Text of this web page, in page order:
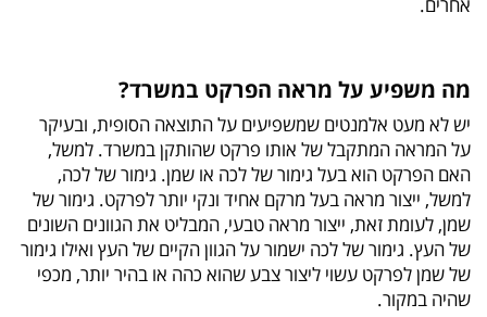
אחרים.
מה משפיע על מראה הפרקט במשרד?
יש לא מעט אלמנטים שמשפיעים על התוצאה הסופית, ובעיקר
על המראה המתקבל של אותו פרקט שהותקן במשרד. למשל,
האם הפרקט הוא בעל גימור של לכה או שמן. גימור של לכה,
למשל, ייצור מראה בעל מרקם אחיד ונקי יותר לפרקט. גימור של
שמן, לעומת זאת, ייצור מראה טבעי, המבליט את הגוונים השונים
של העץ. גימור של לכה ישמור על הגוון הקיים של העץ ואילו גימור
של שמן לפרקט עשוי ליצור צבע שהוא כהה או בהיר יותר, מכפי
שהיה במקור.